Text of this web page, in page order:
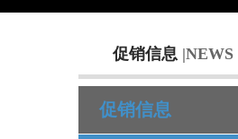
促销信息 |NEWS
促销信息